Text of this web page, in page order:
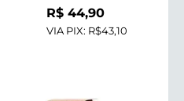
R$ 44,90
VIA PIX: R$43,10